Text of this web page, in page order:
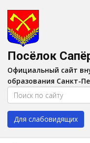
Посёлок
Официальный сайт
образования Санкт-
Для слабовидящих